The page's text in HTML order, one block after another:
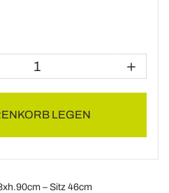
LEGEN
– Sitz 46cm